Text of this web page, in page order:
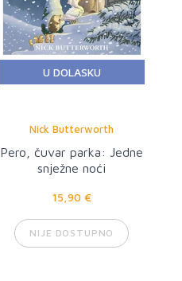
U DOLASKU
Nick Butterworth
Pero, čuvar parka: Jedne
snježne noći
15,90 €
NIJE DOSTUPNO